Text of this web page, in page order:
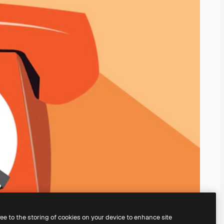
to the storing of cookies on your device to enhance site